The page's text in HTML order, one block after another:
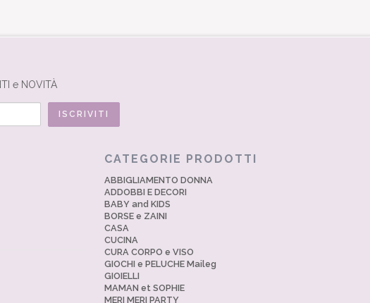
e NOVITÀ
CATEGORIE PRODOTTI
ABBIGLIAMENTO DONNA
ADDOBBI E DECORI
BABY and KIDS
BORSE e ZAINI
CASA
CUCINA
CURA CORPO e VISO
GIOCHI e PELUCHE Maileg
GIOIELLI
MAMAN et SOPHIE
MERI MERI PARTY